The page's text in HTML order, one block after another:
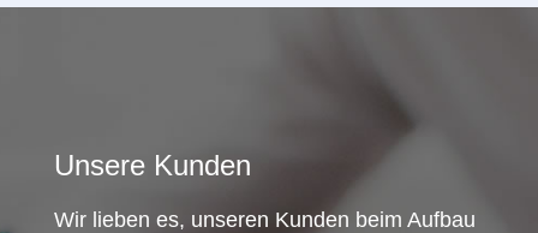
Unsere Kunden
Wir lieben es, unseren Kunden beim Aufbau